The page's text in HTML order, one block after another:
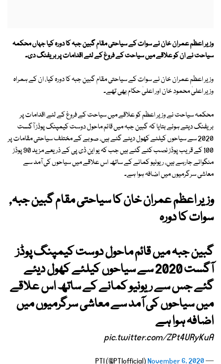
وزیر اعظم عمران خان نے سوات کے سیاحتی مقام گبین جبہ کا دورہ کیا جہاں محکمہ
سیاحت نے ان کو علاقے میں سیاحت کے فروغ کے لئے اقدامات پر بریفنگ دی۔
وزیر اعظم عمران خان نے سوات کے سیاحتی مقام گبین جبہ کا دورہ کیا، ان کے ہمراہ
وزیر اعلیٰ محمود خان اور اعلیٰ حکام بھی تھے۔
محکمہ سیاحت نے وزیر اعظم کو علاقے میں سیاحت کے فروغ کے لئے اقدامات پر
بریفنگ دیتے ہوئے بتایا کہ گبین جبہ میں قائم ماحول دوست کیمپنگ پوڈز آگست
2020 سے سیاحوں کیلئے کھول دیئے گئے ہیں، صوبے کے مختلف سیاحتی مقامات پر
100 کے قریب پوڈز نصب کئے گئے ہیں جب کہ یو این ڈی پی کے ذریعے مزید 90 پوڈز
منگوائے جارہے ہیں، ریونیو کمانے کے ساتھ اس علاقے میں سیاحوں کی آمد سے
معاشی سرگرمیوں میں اضافہ ہوا ہے۔
وزیر اعظم عمران خان کا سیاحتی مقام گبین جبہ,
سوات کا دورہ
گبین جبہ میں قائم ماحول دوست کیمپنگ پوڈز
آگست 2020 سے سیاحوں کیلئے کھول دیئے
گئے جس سے ریونیو کمانے کے ساتھ اس علاقے
میں سیاحوں کی آمد سے معاشی سرگرمیوں میں
اضافہ ہوا ہے
pic.twitter.com/ZPt4URyKuA
— PTI (@PTIofficial)
November 6, 2020